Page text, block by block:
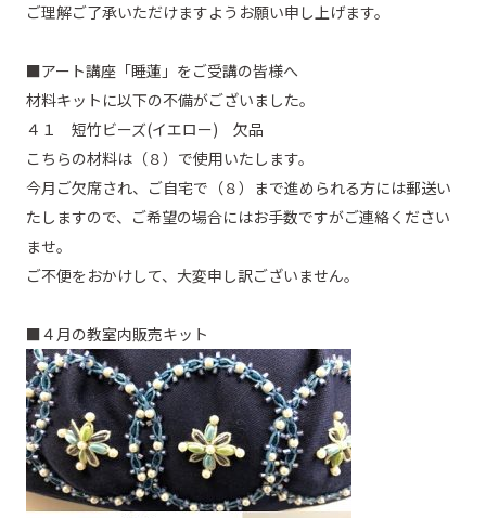
ご理解ご了承いただけますようお願い申し上げます。
■アート講座「睡蓮」をご受講の皆様へ
材料キットに以下の不備がございました。
４１ 短竹ビーズ(イエロー) 欠品
こちらの材料は（８）で使用いたします。
今月ご欠席され、ご自宅で（８）まで進められる方には郵送い
たしますので、ご希望の場合にはお手数ですがご連絡ください
ませ。
ご不便をおかけして、大変申し訳ございません。
■４月の教室内販売キット